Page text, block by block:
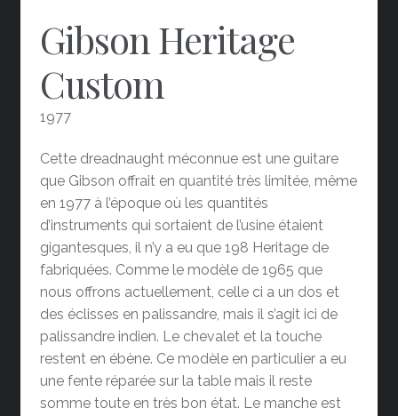
Gibson Heritage
Custom
1977
Cette dreadnaught méconnue est une guitare
que Gibson offrait en quantité très limitée, même
en 1977 à l’époque où les quantités
d’instruments qui sortaient de l’usine étaient
gigantesques, il n’y a eu que 198 Heritage de
fabriquées. Comme le modèle de 1965 que
nous offrons actuellement, celle ci a un dos et
des éclisses en palissandre, mais il s’agit ici de
palissandre indien. Le chevalet et la touche
restent en ébène. Ce modèle en particulier a eu
une fente réparée sur la table mais il reste
somme toute en très bon état. Le manche est